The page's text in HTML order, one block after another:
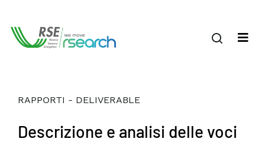
RAPPORTI - DELIVERABLE
Descrizione e analisi delle voci